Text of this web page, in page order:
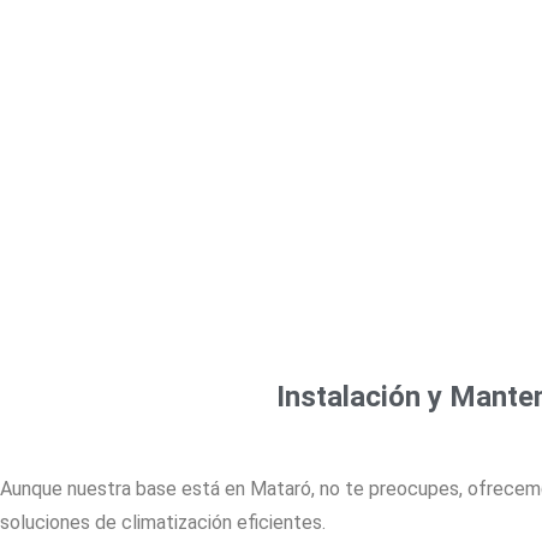
Instalación y
Aunque nuestra base está en Mataró, no te preocupes,
soluciones de climatización eficientes.